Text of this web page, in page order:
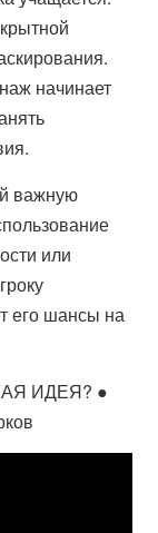
начинает
важную
или
его шансы на
ИДЕЯ? ●